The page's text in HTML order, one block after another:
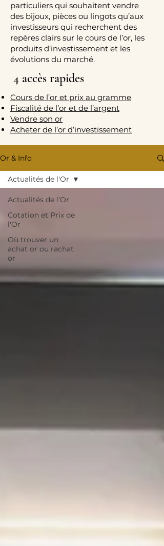
particuliers qui souhaitent vendre
des bijoux, pièces ou lingots qu’aux
investisseurs qui recherchent des
repères clairs sur le cours de l’or, les
produits d’investissement et les
évolutions du marché.
4 accès rapides
Cours de l’or et prix au gramme
Fiscalité de l’or et de l’argent
Vendre son or
Acheter de l’or d’investissement
Or & Info
Actualités de l'Or
Cotation et Prix de
l'Or
Où trouver un
achat or ou rachat
or
Actualités de l'Or